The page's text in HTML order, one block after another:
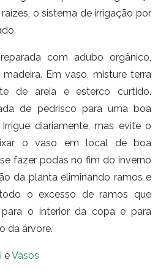
o sistema de irrigação por
com adubo orgânico,
Em vaso, misture terra
de areia e esterco curtido.
de pedrisco para uma boa
diariamente, mas evite o
o vaso em local de boa
fazer podas no fim do inverno
da planta eliminando ramos e
o excesso de ramos que
o interior da copa e para
da árvore.
eVasos